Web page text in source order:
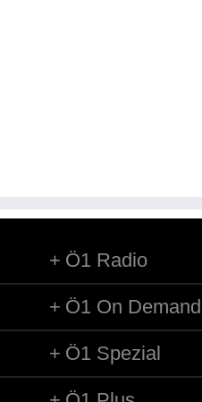
Ö1 Radio
Ö1 On Demand
Ö1 Spezial